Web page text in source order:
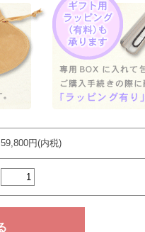
59,800円(内税)